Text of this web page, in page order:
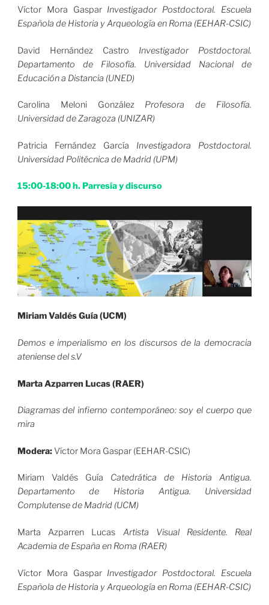
Víctor Mora Gaspar Investigador Postdoctoral. Escuela
Española de Historia y Arqueología en Roma (EEHAR-CSIC)
David Hernández Castro Investigador Postdoctoral.
Departamento de Filosofía. Universidad Nacional de
Educación a Distancia (UNED)
Carolina Meloni González Profesora de Filosofía.
Universidad de Zaragoza (UNIZAR)
Patricia Fernández García Investigadora Postdoctoral.
Universidad Politécnica de Madrid (UPM)
15:00-18:00 h. Parresía y discurso
Miriam Valdés Guía (UCM)
Demos e imperialismo en los discursos de la democracia
ateniense del s.V
Marta Azparren Lucas (RAER)
Diagramas del infierno contemporáneo: soy el cuerpo que
mira
Modera:Víctor Mora Gaspar (EEHAR-CSIC)
Miriam Valdés Guía Catedrática de Historia Antigua.
Departamento de Historia Antigua. Universidad
Complutense de Madrid (UCM)
Marta Azparren Lucas Artista Visual Residente. Real
Academia de España en Roma (RAER)
Víctor Mora Gaspar Investigador Postdoctoral. Escuela
Española de Historia y Arqueología en Roma (EEHAR-CSIC)